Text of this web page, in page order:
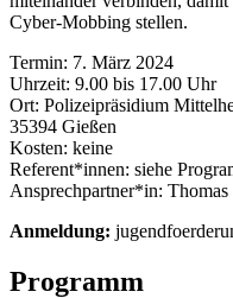
Cyber-Mobbing stellen.
Termin: 7. März 2024
Uhrzeit: 9.00 bis 17.00 Uhr
Ort: Polizeipräsidium
35394 Gießen
Kosten: keine
Referent*innen: siehe
Ansprechpartner*in:
Anmeldung:
Programm